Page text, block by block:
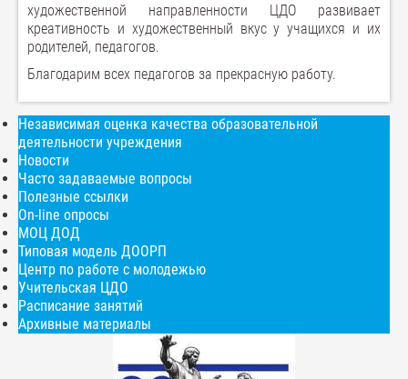
художественной направленности ЦДО развивает
креативность и художественный вкус у учащихся и их
родителей, педагогов.
Благодарим всех педагогов за прекрасную работу.
Независимая оценка качества образовательной
деятельности учреждения
Новости
Часто задаваемые вопросы
Полезные ссылки
On-line опросы
МОЦ ДОД
Типовая модель ДООРП
Центр по работе с молодежью
Учительская ЦДО
Расписание занятий
Архивные материалы